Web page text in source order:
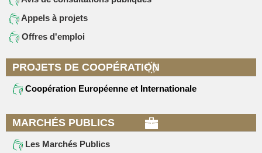
Appels à projets
Offres d'emploi
PROJETS DE COOPÉRATION
Coopération Européenne et Internationale
MARCHÉS PUBLICS
Les Marchés Publics